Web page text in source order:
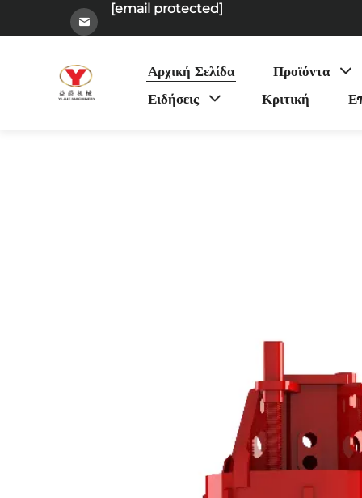
[email protected]
Αρχική Σελίδα
Προϊόντα
Ειδήσεις
Κριτική